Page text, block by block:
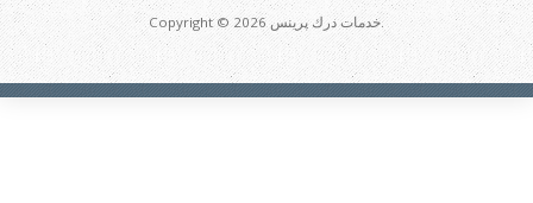
Copyright © 2026 خدمات درك پرينس.